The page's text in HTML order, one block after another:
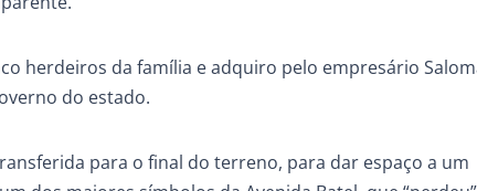
herdeiros da família e adquiro pelo empresário
do estado.
para o final do terreno, para dar espaço a um